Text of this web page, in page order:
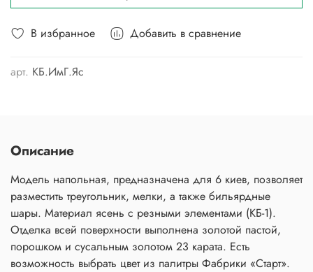
В избранное Добавить в сравнение
арт. КБ.ИмГ.Яс
Описание
Модель напольная, предназначена для 6 киев, позволяет
разместить треугольник, мелки, а также бильярдные
шары. Материал ясень с резными элементами (КБ-1).
Отделка всей поверхности выполнена золотой пастой,
порошком и сусальным золотом 23 карата. Есть
возможность выбрать цвет из палитры Фабрики «Старт».